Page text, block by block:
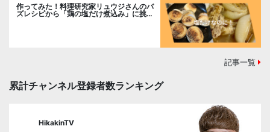
作ってみた！料理研究家リュウジさんのバ
ズレシピから「鶏の塩だけ煮込み」に挑
記事一覧
累計チャンネル登録者数ランキング
HikakinTV